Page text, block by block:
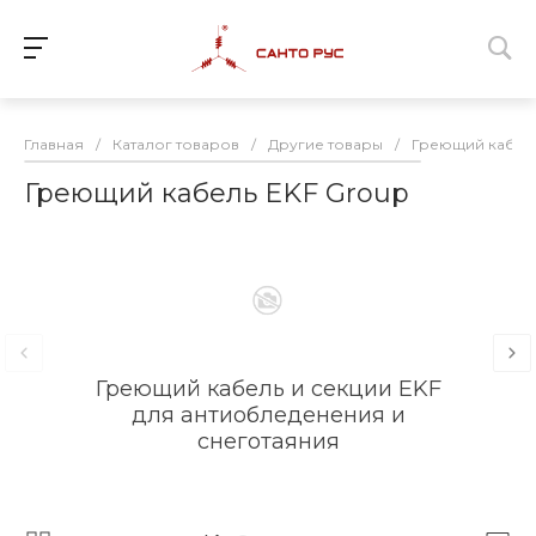
Главная / Каталог товаров / Другие товары / Греющий
Греющий кабель EKF Group
Греющий кабель и секции EKF
для антиобледенения и
снеготаяния